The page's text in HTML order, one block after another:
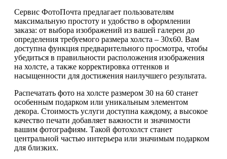
Сервис ФотоПочта предлагает пользователям
максимальную простоту и удобство в оформлении
заказа: от выбора изображений из вашей галереи до
определения требуемого размера холста – 30х60. Вам
доступна функция предварительного просмотра, чтобы
убедиться в правильности расположения изображения
на холсте, а также корректировка оттенков и
насыщенности для достижения наилучшего результата.
Распечатать фото на холсте размером 30 на 60 станет
особенным подарком или уникальным элементом
декора. Стоимость услуги доступна каждому, а высокое
качество печати добавляет важности и значимости
вашим фотографиям. Такой фотохолст станет
центральной частью интерьера или значимым подарком
для близких.